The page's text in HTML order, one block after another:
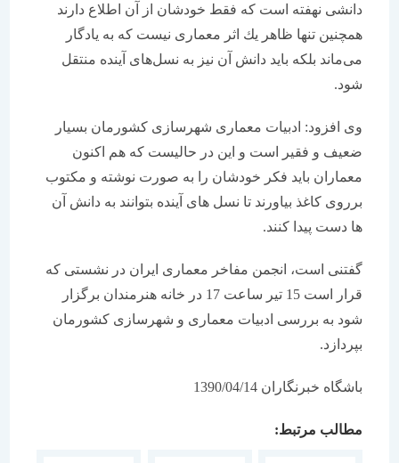
دانشی نهفته است كه فقط خودشان از آن اطلاع دارند
همچنین تنها ظاهر یك اثر معماری نیست كه به یادگار
می‌ماند بلكه باید دانش آن نیز به نسل‌های آینده منتقل
وی افزود: ادبیات معماری شهرسازی كشورمان بسیار
ضعیف و فقیر است و این در حالیست كه هم اكنون
معماران باید فكر خودشان را به صورت نوشته و مكتوب
برروی كاغذ بیاورند تا نسل های آینده بتوانند به دانش آن
ها دست پیدا كنند.
گفتنی است، انجمن مفاخر معماری ایران در نشستی كه
قرار است 15 تیر ساعت 17 در خانه هنرمندان برگزار
شود به بررسی ادبیات معماری و شهرسازی كشورمان
بپردازد.
باشگاه خبرنگاران 1390/04/14
مطالب مرتبط: